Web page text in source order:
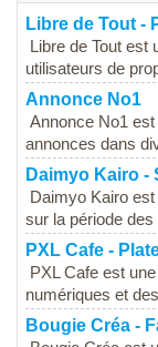
Libre de Tout -
Libre de Tout est
utilisateurs de
Annonce No1
Annonce No1
annonces dans
Daimyo Kairo -
Daimyo Kairo
sur la période
PXL Cafe -
PXL Cafe est
numériques et
Bougie Créa -